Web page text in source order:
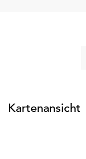
Kartenansicht